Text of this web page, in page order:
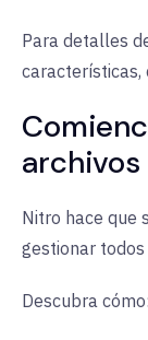
Para detalles
características,
archivos
Nitro hace que
gestionar todos
Descubra cómo: